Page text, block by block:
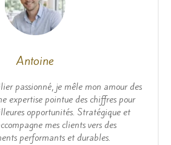
Antoine
passionné, je mêle mon amour des
expertise pointue des chiffres pour
opportunités. Stratégique et
mes clients vers des
performants et durables.